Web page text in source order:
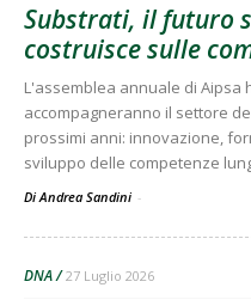
Substrati, il futuro
costruisce sulle
L'assemblea annuale di Aipsa
accompagneranno il settore
prossimi anni: innovazione,
sviluppo delle competenze
Di Andrea Sandini -
DNA 27 Luglio 2026